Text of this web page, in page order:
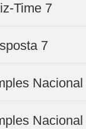
Time 7
7